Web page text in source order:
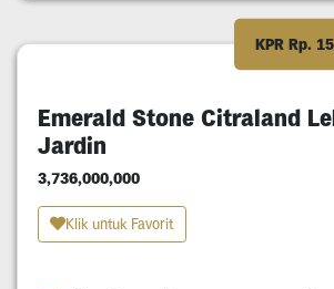
KPR Rp.
Emerald Stone Citraland
Jardin
3,736,000,000
Klik untuk Favorit